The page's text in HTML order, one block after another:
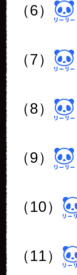
（6）
（7）
（8）
（9）
（10）
（11）